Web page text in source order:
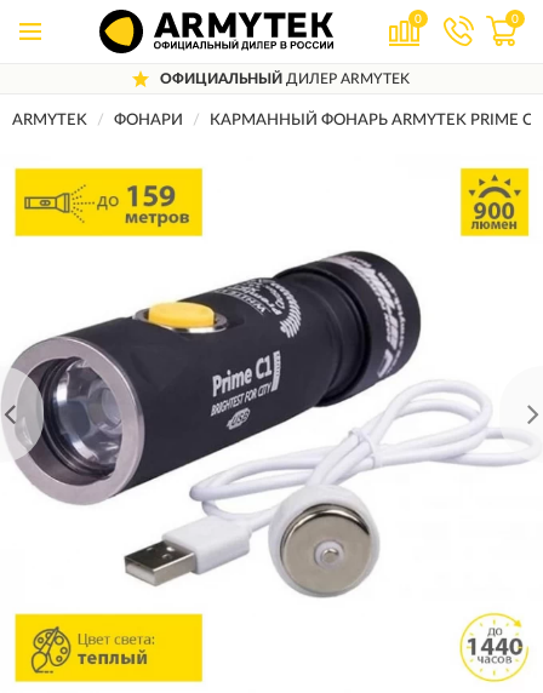
0 0
ОФИЦИАЛЬНЫЙ ДИЛЕР ARMYTEK
ARMYTEK ФОНАРИ КАРМАННЫЙ ФОНАРЬ ARMYTEK PRIME